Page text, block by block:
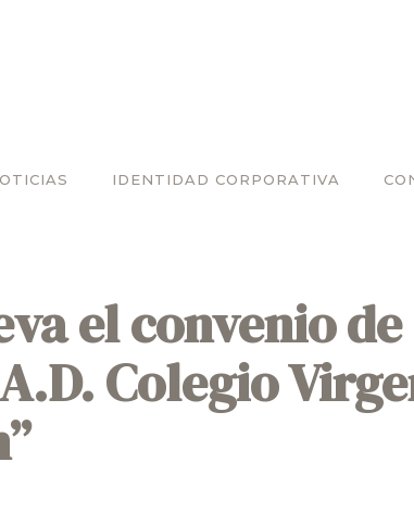
IDENTIDAD CORPORATIVA
el convenio de
Colegio